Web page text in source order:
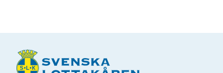
huvudinnehåll